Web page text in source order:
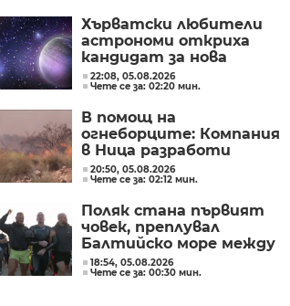
Президентът е
домакин на бала за
младежи в
неравностойно
Хърватски любители
астрономи откриха
кандидат за нова
планетарна мъглявина
22:08, 05.08.2026
Чете се за: 02:20 мин.
В помощ на
огнеборците: Компания
в Ница разработи
система за
предвиждане на
разпространението на
пожари
20:50, 05.08.2026
Чете се за: 02:12 мин.
Поляк стана първият
човек, преплувал
Балтийско море между
Швеция и Полша без
спиране и почивка
18:54, 05.08.2026
Чете се за: 00:30 мин.